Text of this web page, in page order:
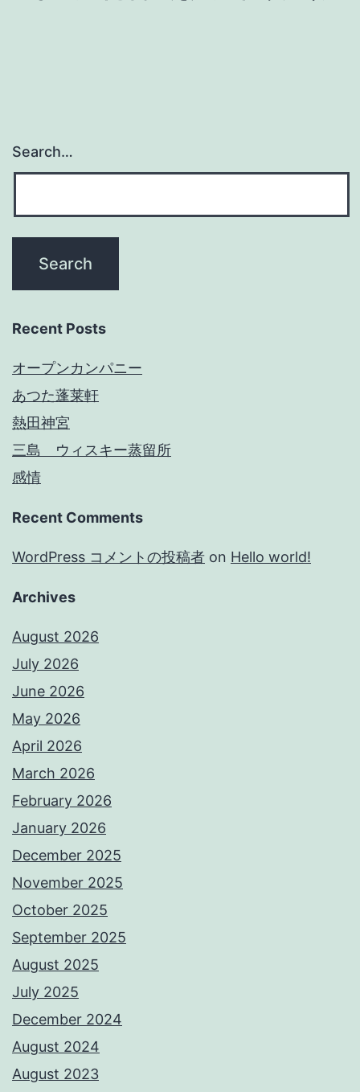
Search…
Recent Posts
オープンカンパニー
あつた蓬莱軒
熱田神宮
三島 ウィスキー蒸留所
感情
Recent Comments
WordPress コメントの投稿者 on Hello world!
Archives
August 2026
July 2026
June 2026
May 2026
April 2026
March 2026
February 2026
January 2026
December 2025
November 2025
October 2025
September 2025
August 2025
July 2025
December 2024
August 2024
August 2023